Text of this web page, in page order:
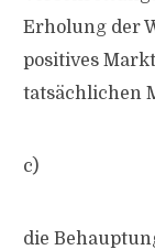
Erholung der
positives
tatsächlichen
c)
die